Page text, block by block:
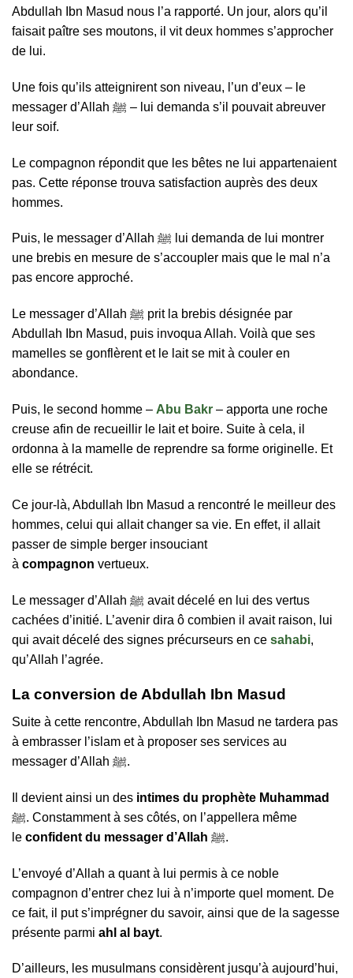
Abdullah Ibn Masud nous l’a rapporté. Un jour, alors qu’il
faisait paître ses moutons, il vit deux hommes s’approcher
de lui.
Une fois qu’ils atteignirent son niveau, l’un d’eux – le
messager d’Allah ﷺ – lui demanda s’il pouvait abreuver
leur soif.
Le compagnon répondit que les bêtes ne lui appartenaient
pas. Cette réponse trouva satisfaction auprès des deux
hommes.
Puis, le messager d’Allah ﷺ lui demanda de lui montrer
une brebis en mesure de s’accoupler mais que le mal n’a
pas encore approché.
Le messager d’Allah ﷺ prit la brebis désignée par
Abdullah Ibn Masud, puis invoqua Allah. Voilà que ses
mamelles se gonflèrent et le lait se mit à couler en
abondance.
Puis, le second homme – Abu Bakr – apporta une roche
creuse afin de recueillir le lait et boire. Suite à cela, il
ordonna à la mamelle de reprendre sa forme originelle. Et
elle se rétrécit.
Ce jour-là, Abdullah Ibn Masud a rencontré le meilleur des
hommes, celui qui allait changer sa vie. En effet, il allait
passer de simple berger insouciant
à compagnon vertueux.
Le messager d’Allah ﷺ avait décelé en lui des vertus
cachées d’initié. L’avenir dira ô combien il avait raison, lui
qui avait décelé des signes précurseurs en ce sahabi,
qu’Allah l’agrée.
La conversion de Abdullah Ibn Masud
Suite à cette rencontre, Abdullah Ibn Masud ne tardera pas
à embrasser l’islam et à proposer ses services au
messager d’Allah ﷺ.
Il devient ainsi un des intimes du prophète Muhammad
ﷺ. Constamment à ses côtés, on l’appellera même
le confident du messager d’Allah ﷺ.
L’envoyé d’Allah a quant à lui permis à ce noble
compagnon d’entrer chez lui à n’importe quel moment. De
ce fait, il put s’imprégner du savoir, ainsi que de la sagesse
présente parmi ahl al bayt.
D’ailleurs, les musulmans considèrent jusqu’à aujourd’hui,